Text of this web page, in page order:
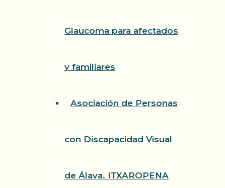
Glaucoma para afectados
y familiares
Asociación de Personas
con Discapacidad Visual
de Álava. ITXAROPENA